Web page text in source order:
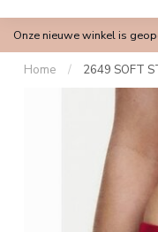
Onze nieuwe winkel is
Home / 2649 SOFT